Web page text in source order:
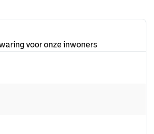
voor onze inwoners